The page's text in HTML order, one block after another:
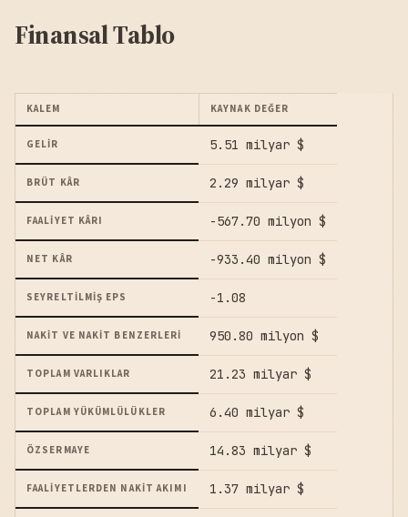
Finansal Tablo
KALEM KAYNAK DEĞER
GELIR 5.51 milyar $
BRÜT KÂR 2.29 milyar $
FAALIYET KÂRI -567.70 milyon $
NET KÂR -933.40 milyon $
SEYRELTILMIŞ EPS -1.08
NAKIT VE NAKIT BENZERLERI 950.80 milyon $
TOPLAM VARLIKLAR 21.23 milyar $
TOPLAM YÜKÜMLÜLÜKLER 6.40 milyar $
ÖZSERMAYE 14.83 milyar $
FAALIYETLERDEN NAKIT AKIMI 1.37 milyar $